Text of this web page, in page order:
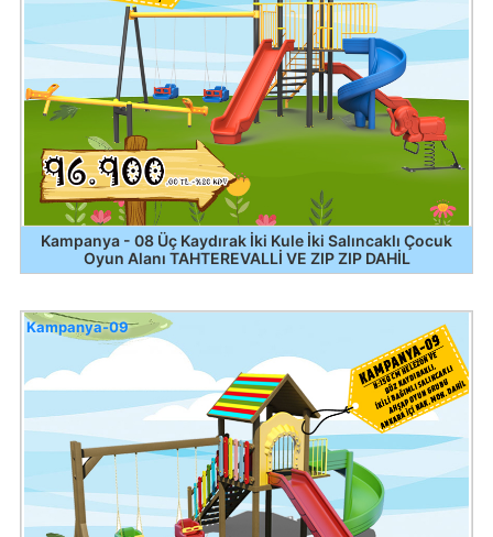
Kampanya - 08 Üç Kaydırak İki Kule İki Salıncaklı Çocuk
Oyun Alanı TAHTEREVALLİ VE ZIP ZIP DAHİL
Kampanya-09